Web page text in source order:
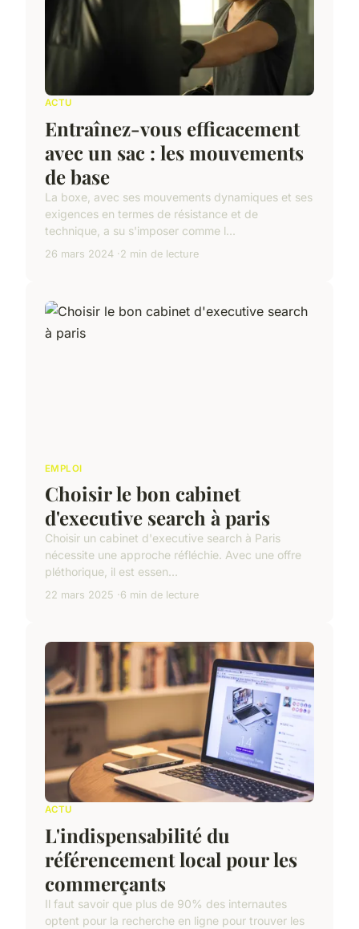
ACTU
Entraînez-vous efficacement
avec un sac : les mouvements
de base
La boxe, avec ses mouvements dynamiques et ses
exigences en termes de résistance et de
technique, a su s'imposer comme l...
26 mars 2024 2 min de lecture
EMPLOI
Choisir le bon cabinet
d'executive search à paris
Choisir un cabinet d'executive search à Paris
nécessite une approche réfléchie. Avec une offre
pléthorique, il est essen...
22 mars 2025 6 min de lecture
ACTU
L'indispensabilité du
référencement local pour les
commerçants
Il faut savoir que plus de 90% des internautes
optent pour la recherche en ligne pour trouver les